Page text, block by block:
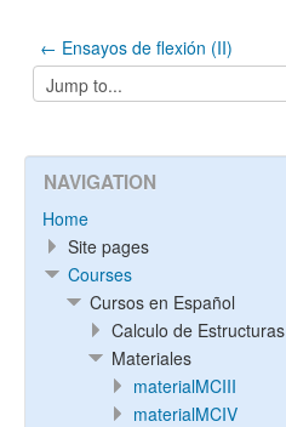
← Ensayos de flexión (II)
Jump
to...
NAVIGATION
Home
Site pages
Courses
Cursos en Español
Calculo de Estructuras
Materiales
materialMCIII
materialMCIV